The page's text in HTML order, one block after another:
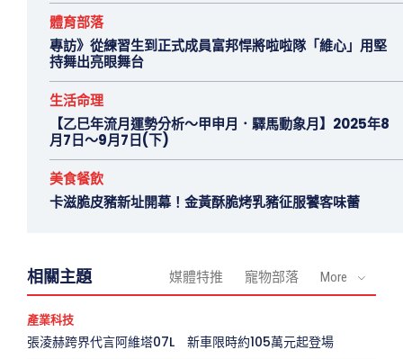
體育部落
專訪》從練習生到正式成員富邦悍將啦啦隊「維心」用堅
持舞出亮眼舞台
生活命理
【乙巳年流月運勢分析～甲申月．驛馬動象月】2025年8
月7日～9月7日(下)
美食餐飲
卡滋脆皮豬新址開幕！金黃酥脆烤乳豬征服饕客味蕾
相關主題 媒體特推 寵物部落 More
產業科技
張淩赫跨界代言阿維塔07L 新車限時約105萬元起登場